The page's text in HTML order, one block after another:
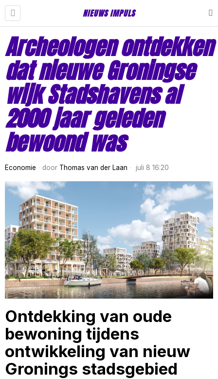
NIEUWS IMPULS
Archeologen ontdekken
dat nieuwe Groningse
wijk Stadshavens al
2000 jaar geleden
bewoond was
Economie door Thomas van der Laan juli 8 16:20
Ontdekking van oude
bewoning tijdens
ontwikkeling van nieuw
Gronings stadsgebied